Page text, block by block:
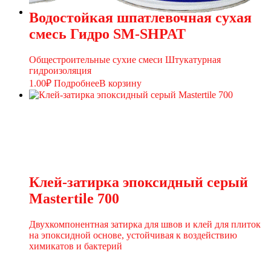
Водостойкая шпатлевочная сухая
смесь Гидро SM-SHPAT
Общестроительные сухие смеси Штукатурная
гидроизоляция
1.00₽ ПодробнееВ корзину
Клей-затирка эпоксидный серый
Мastertile 700
Двухкомпонентная затирка для швов и клей для плиток
на эпоксидной основе, устойчивая к воздействию
химикатов и бактерий